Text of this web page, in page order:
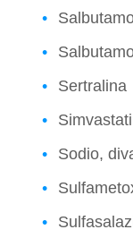
Sertralina
Sodio,